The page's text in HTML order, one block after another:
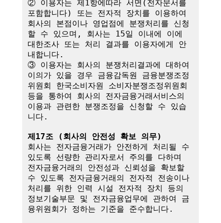
② 이용자는 제1항에따라 서면(전자문서를
포함합니다) 또는 전자적 장치를 이용하여
회사의 본점이나 영업점에 분쟁처리를 신청
할 수 있으며, 회사는 15일 이내에 이에
대한조사 또는 처리 결과를 이용자에게 안
내합니다.
③ 이용자는 회사의 분쟁처리결과에 대하여
이의가 있을 경우 금융감독원 금융분쟁조정
위원회 한국소비자원 소비자분쟁조정위원회
등을 통하여 회사의 전자금융거래서비스의
이용과 관련한 분쟁조정을 신청할 수 있습
니다.
제17조 (회사의 안전성 확보 의무)
회사는 전자금융거래가 안전하게 처리될 수
있도록 선량한 관리자로서 주의를 다하며
전자금융거래의 안전성과 신뢰성을 확보할
수 있도록 전자금융거래의 전자적 전송이나
처리를 위한 인력 시설 전자적 장치 등의
정보기술부문 및 전자금융업무에 관하여 금
융위원회가 정하는 기준을 준수합니다.